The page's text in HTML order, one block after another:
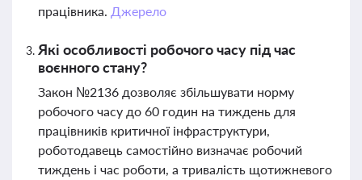
працівника. Джерело
Які особливості робочого часу під час
воєнного стану?
Закон №2136 дозволяє збільшувати норму
робочого часу до 60 годин на тиждень для
працівників критичної інфраструктури,
роботодавець самостійно визначає робочий
тиждень і час роботи, а тривалість щотижневого